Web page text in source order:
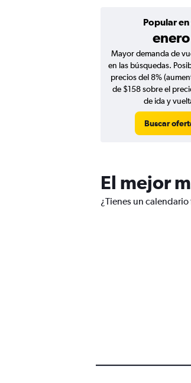
Popular en
enero
Mayor demanda de
en las búsquedas.
precios del 8%
de $158 sobre el
de ida y
Buscar
El mejor
¿Tienes un